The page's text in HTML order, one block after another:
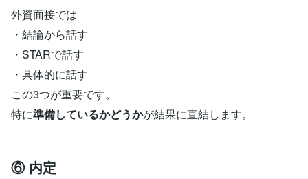
外資面接では
・結論から話す
・STARで話す
・具体的に話す
この3つが重要です。
特に準備しているかどうかが結果に直結します。
⑥ 内定